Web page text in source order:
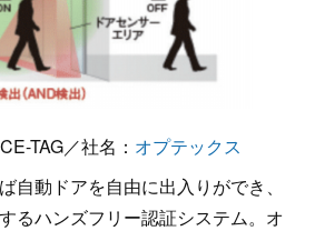
TAG／社名： オプテックス
自動ドアを自由に出入りができ、
るハンズフリー認証システム。オ